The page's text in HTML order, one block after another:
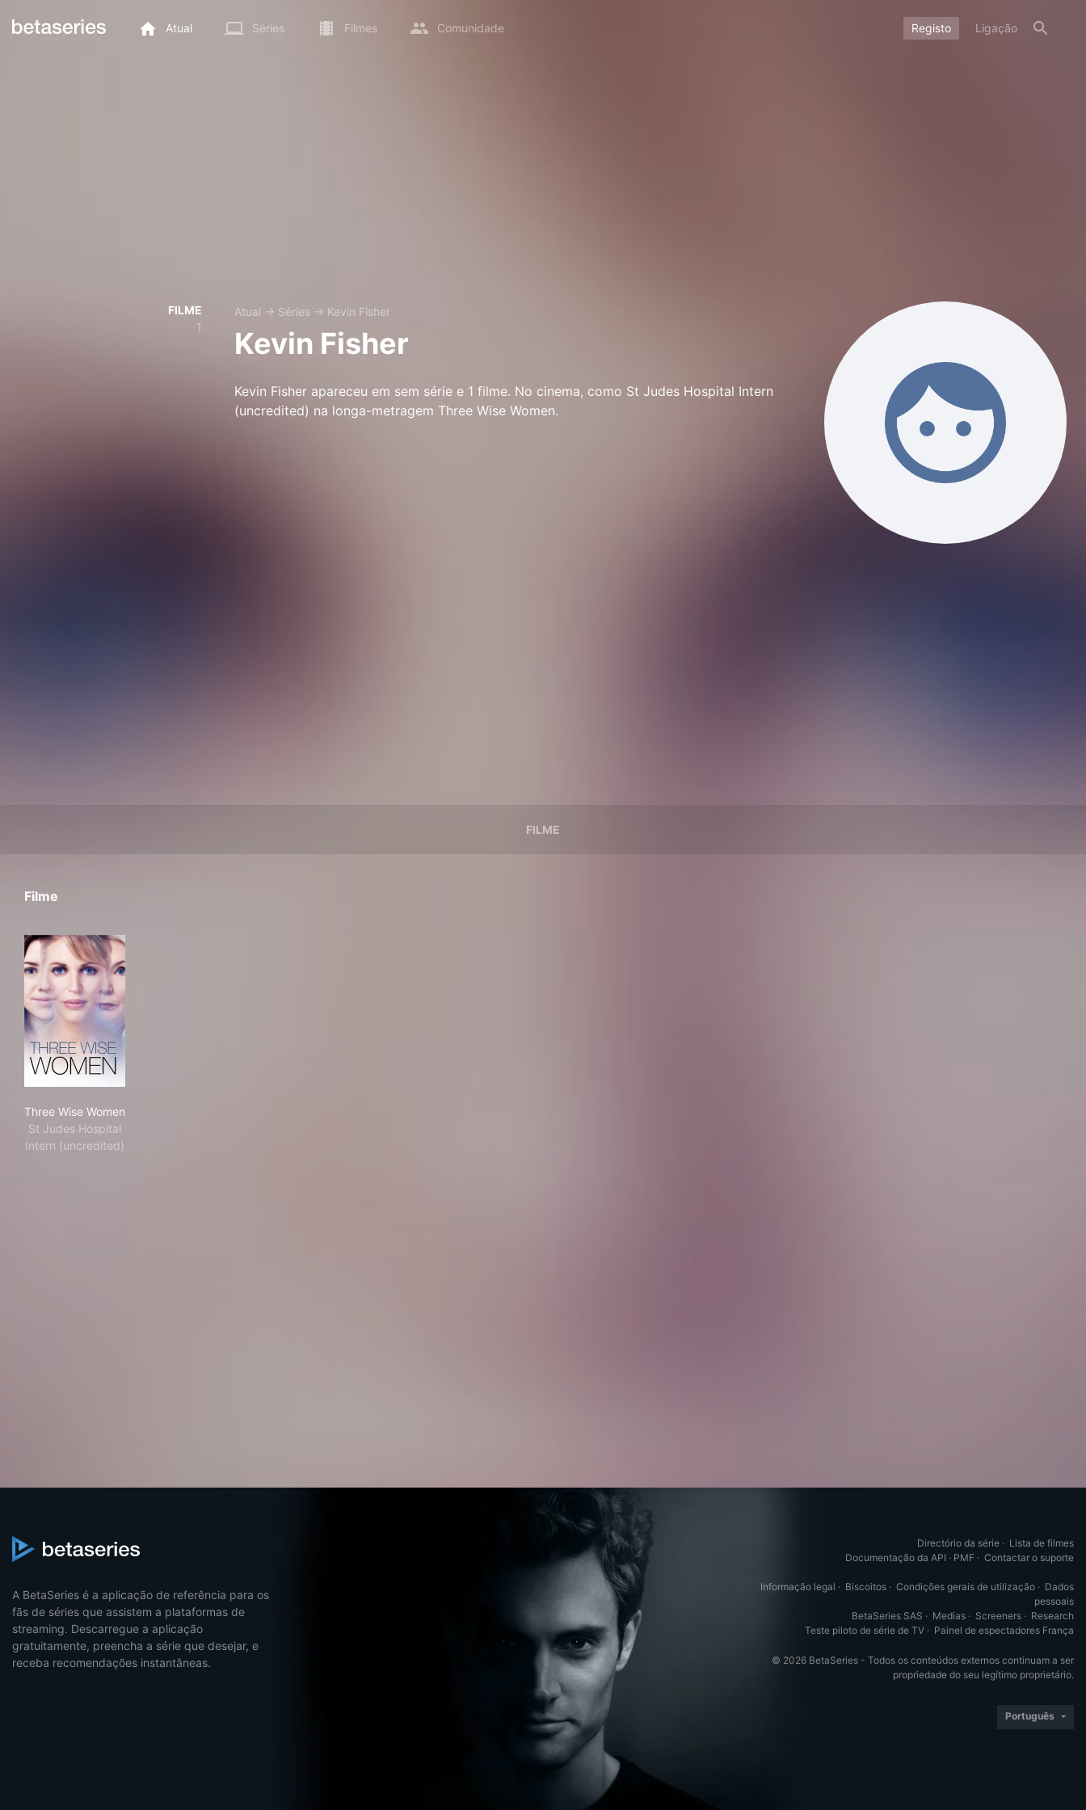
Atual Séries Filmes Comunidade Registo Ligação
FILME
1
Atual → Séries → Kevin Fisher
Kevin Fisher
Kevin Fisher apareceu em sem série e 1 filme. No cinema, como St Judes Hospital Intern
(uncredited) na longa-metragem Three Wise Women.
FILME
Filme
Three Wise Women
St Judes Hospital
Intern (uncredited)
A BetaSeries é a aplicação de referência para os
fãs de séries que assistem a plataformas de
streaming. Descarregue a aplicação
gratuitamente, preencha a série que desejar, e
receba recomendações instantâneas.
Directório da série · Lista de filmes
Documentação da API · PMF · Contactar o suporte
Informação legal · Biscoitos · Condições gerais de utilização · Dados
pessoais
BetaSeries SAS · Medias · Screeners · Research
Teste piloto de série de TV · Painel de espectadores França
© 2026 BetaSeries - Todos os conteúdos externos continuam a ser
propriedade do seu legítimo proprietário.
Português